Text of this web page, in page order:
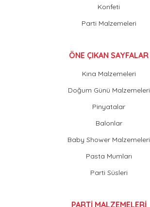
Konfeti
Parti Malzemeleri
ÖNE ÇIKAN SAYFALAR
Kına Malzemeleri
Doğum Günü Malzemeleri
Pinyatalar
Balonlar
Baby Shower Malzemeleri
Pasta Mumları
Parti Süsleri
PARTİ MALZEMELERİ